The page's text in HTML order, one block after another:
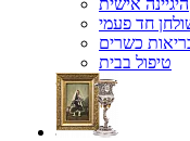
היגיינה אישית
חד פעמי
כשרים
טיפול בבית